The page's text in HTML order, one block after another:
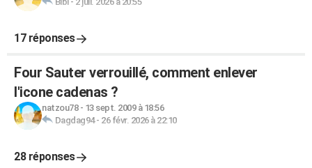
17 réponses
Four Sauter verrouillé, comment enlever
l'icone cadenas ?
natzou78- 13 sept. 2009 à 18:56
Dagdag94- 26 févr. 2026 à 22:10
28 réponses